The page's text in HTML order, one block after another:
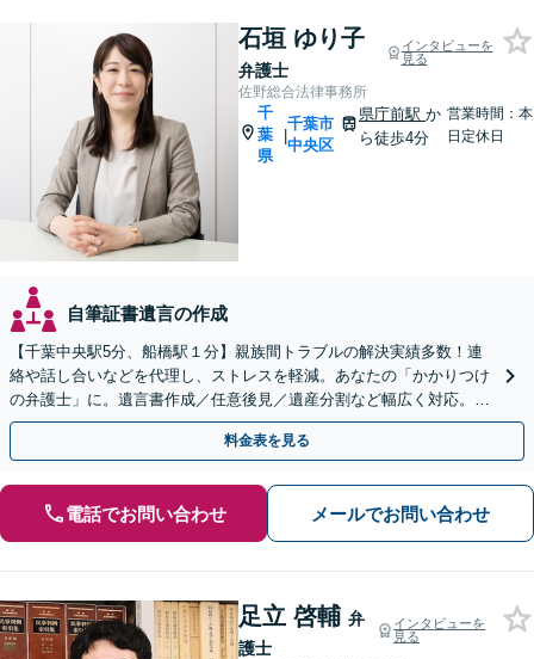
石垣 ゆり子
弁護士
インタビューを
見る
佐野総合法律事務所
千
葉
県
|
千葉市
中央区
県庁前駅か
ら徒歩4分
営業時間：本
日定休日
自筆証書遺言の作成
【千葉中央駅5分、船橋駅１分】親族間トラブルの解決実績多数！連
絡や話し合いなどを代理し、ストレスを軽減。あなたの「かかりつけ
の弁護士」に。遺言書作成／任意後見／遺産分割など幅広く対応。お
気軽にご相談ください！【初回来所相談30分無料】
料金表を見る
電話でお問い合わせ メールでお問い合わせ
足立 啓輔 弁
護士
インタビューを
見る